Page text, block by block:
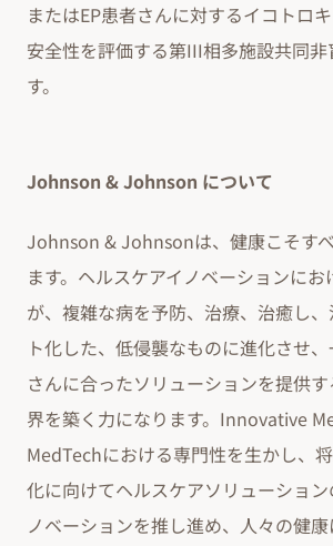
またはEP患者さんに対するイコトロ
安全性を評価する第III相多施設共同
す。
Johnson & Johnson について
Johnson & Johnsonは、健康こそす
ます。ヘルスケアイノベーションに
が、複雑な病を予防、治療、治癒し
ト化した、低侵襲なものに進化させ
さんに合ったソリューションを提供
界を築く力になります。Innovative
MedTechにおける専門性を生かし、
化に向けてヘルスケアソリューショ
ノベーションを推し進め、人々の健